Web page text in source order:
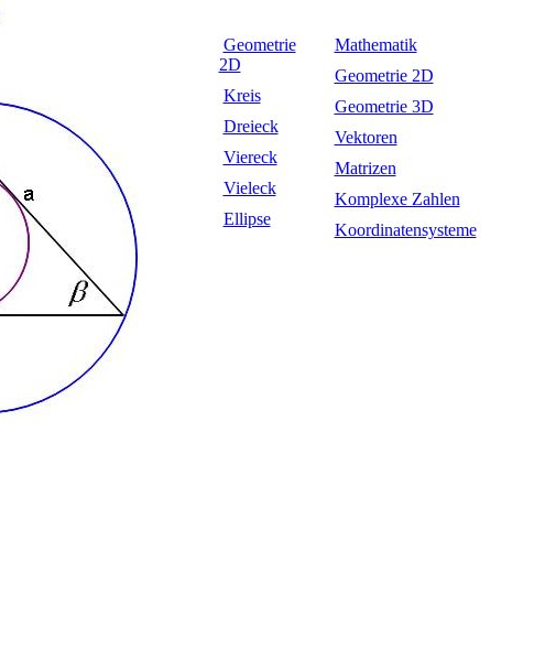
Geometrie
2D
Kreis
Dreieck
Viereck
Vieleck
Ellipse
Mathematik
Geometrie 2D
Geometrie 3D
Vektoren
Matrizen
Komplexe Zahlen
Koordinatensysteme